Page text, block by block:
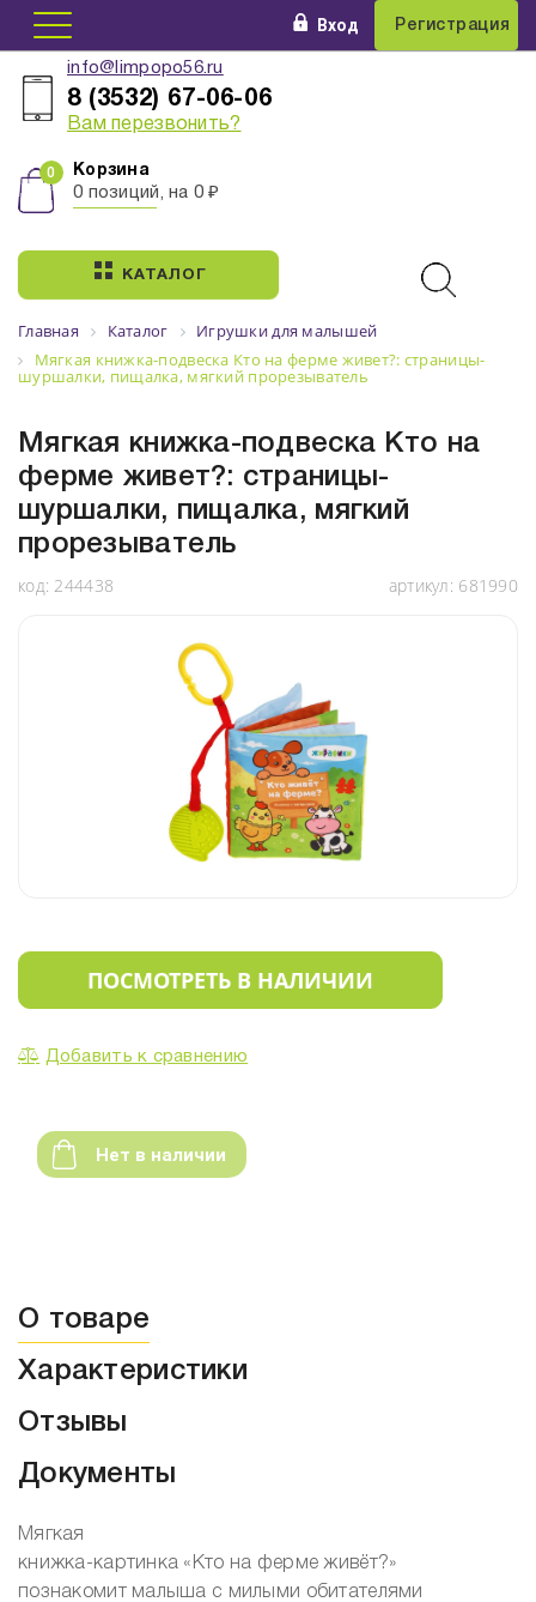
Вход Регистрация
info@limpopo56.ru
8 (3532) 67-06-06
Вам перезвонить?
Корзина
0 позиций, на 0 ₽
КАТАЛОГ
Главная Каталог
Игрушки для малышей
Мягкая книжка-подвеска Кто на ферме живет?: страницы-
шуршалки, пищалка, мягкий прорезыватель
Мягкая книжка-подвеска Кто на
ферме живет?: страницы-
шуршалки, пищалка, мягкий
прорезыватель
код: 244438 артикул: 681990
ПОСМОТРЕТЬ В НАЛИЧИИ
Добавить к сравнению
Нет в наличии
О товаре
Характеристики
Отзывы
Документы
Мягкая
книжка-картинка «Кто на ферме живёт?»
познакомит малыша с милыми обитателями